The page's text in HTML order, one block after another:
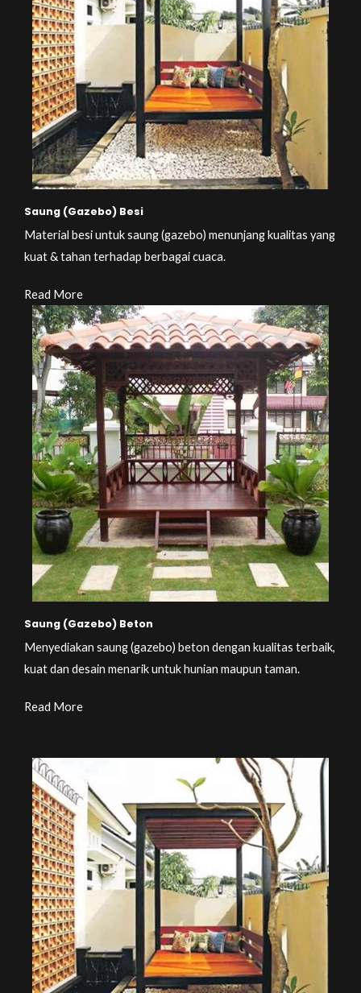
Saung (Gazebo) Besi
Material besi untuk saung (gazebo) menunjang kualitas yang
kuat & tahan terhadap berbagai cuaca.
Read More
Saung (Gazebo) Beton
Menyediakan saung (gazebo) beton dengan kualitas terbaik,
kuat dan desain menarik untuk hunian maupun taman.
Read More